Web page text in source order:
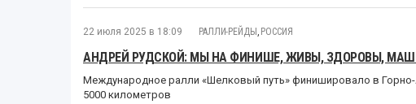
22 июля 2025 в 18:09 РАЛЛИ-РЕЙДЫ РОССИЯ
АНДРЕЙ РУДСКОЙ: МЫ НА ФИНИШЕ, ЖИВЫ, ЗДОРОВЫ,
Международное ралли «Шелковый путь» финишировало в Горно-
5000 километров